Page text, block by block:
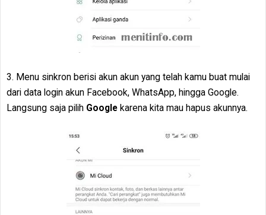
3. Menu sinkron berisi akun akun yang telah kamu buat mulai
dari data login akun Facebook, WhatsApp, hingga Google.
Langsung saja pilih Google karena kita mau hapus akunnya.